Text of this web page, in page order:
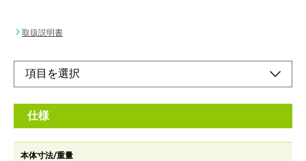
取扱説明書
仕様
本体寸法/重量